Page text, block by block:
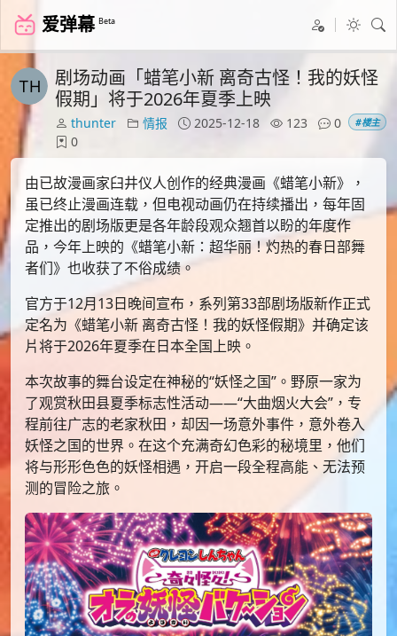
爱弹幕 Beta
剧场动画「蜡笔小新 离奇古怪！我的妖怪
假期」将于2026年夏季上映
thunter 情报 2025-12-18 123
0
0
#楼主
由已故漫画家臼井仪人创作的经典漫画《蜡笔小新》，
虽已终止漫画连载，但电视动画仍在持续播出，每年固
定推出的剧场版更是各年龄段观众翘首以盼的年度作
品，今年上映的《蜡笔小新：超华丽！灼热的春日部舞
者们》也收获了不俗成绩。
官方于12月13日晚间宣布，系列第33部剧场版新作正式
定名为《蜡笔小新 离奇古怪！我的妖怪假期》并确定该
片将于2026年夏季在日本全国上映。
本次故事的舞台设定在神秘的“妖怪之国”。野原一家为
了观赏秋田县夏季标志性活动——“大曲烟火大会”，专
程前往广志的老家秋田，却因一场意外事件，意外卷入
妖怪之国的世界。在这个充满奇幻色彩的秘境里，他们
将与形形色色的妖怪相遇，开启一段全程高能、无法预
测的冒险之旅。